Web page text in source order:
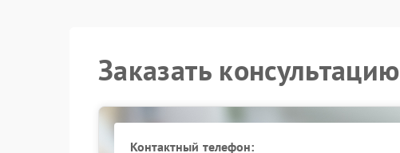
Заказать консультацию
Контактный телефон: